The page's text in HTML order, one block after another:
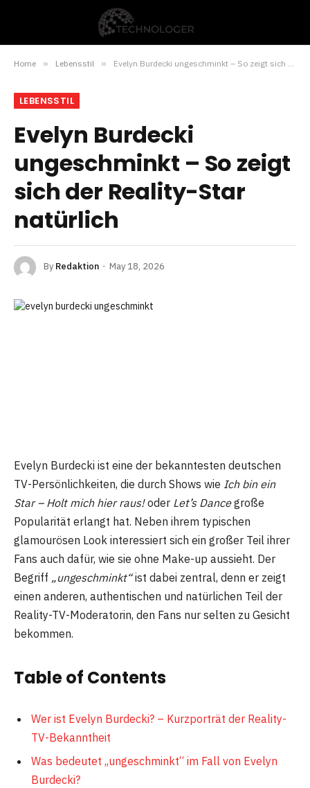
Home » Lebensstil » Evelyn Burdecki ungeschminkt – So zeigt sich der Reality-Star natürlich
LEBENSSTIL
Evelyn Burdecki
ungeschminkt – So zeigt
sich der Reality-Star
natürlich
By Redaktion May 18, 2026
Evelyn Burdecki ist eine der bekanntesten deutschen
TV-Persönlichkeiten, die durch Shows wie Ich bin ein
Star – Holt mich hier raus!oder Let’s Dancegroße
Popularität erlangt hat. Neben ihrem typischen
glamourösen Look interessiert sich ein großer Teil ihrer
Fans auch dafür, wie sie ohne Make-up aussieht. Der
Begriff „ungeschminkt“ist dabei zentral, denn er zeigt
einen anderen, authentischen und natürlichen Teil der
Reality-TV-Moderatorin, den Fans nur selten zu Gesicht
bekommen.
Table of Contents
Wer ist Evelyn Burdecki? – Kurzporträt der Reality-
TV-Bekanntheit
Was bedeutet „ungeschminkt“ im Fall von Evelyn
Burdecki?